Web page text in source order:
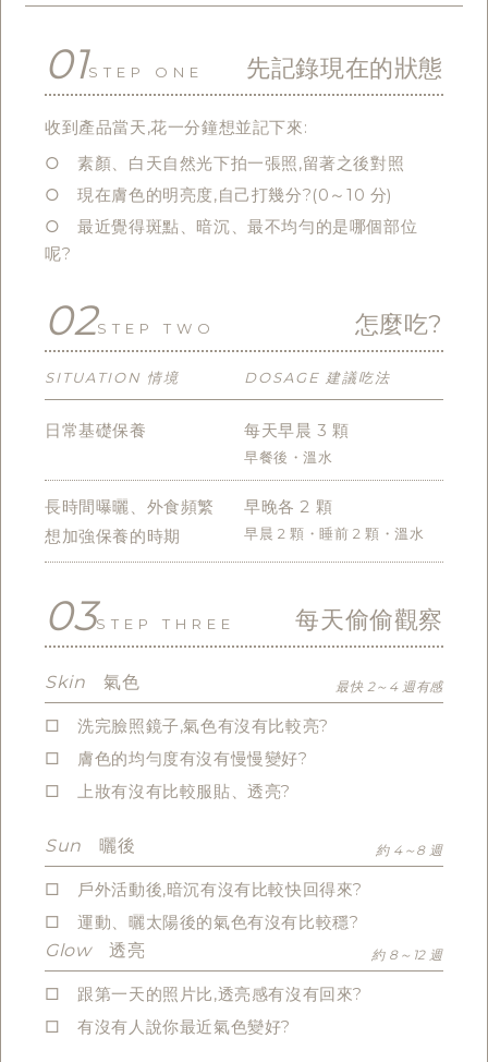
01STEP ONE 先記錄現在的狀態
收到產品當天,花一分鐘想並記下來:
○ 素顏、白天自然光下拍一張照,留著之後對照
○ 現在膚色的明亮度,自己打幾分?(0～10 分)
○ 最近覺得斑點、暗沉、最不均勻的是哪個部位
呢?
02STEP TWO 怎麼吃?
SITUATION 情境 DOSAGE 建議吃法
日常基礎保養 每天早晨 3 顆
早餐後・溫水
長時間曝曬、外食頻繁
想加強保養的時期
早晚各 2 顆
早晨 2 顆・睡前 2 顆・溫水
03STEP THREE 每天偷偷觀察
Skin 氣色 最快 2～4 週有感
□ 洗完臉照鏡子,氣色有沒有比較亮?
□ 膚色的均勻度有沒有慢慢變好?
□ 上妝有沒有比較服貼、透亮?
Sun 曬後 約 4～8 週
□ 戶外活動後,暗沉有沒有比較快回得來?
□ 運動、曬太陽後的氣色有沒有比較穩?
Glow透亮 約 8～12 週
□ 跟第一天的照片比,透亮感有沒有回來?
□ 有沒有人說你最近氣色變好?